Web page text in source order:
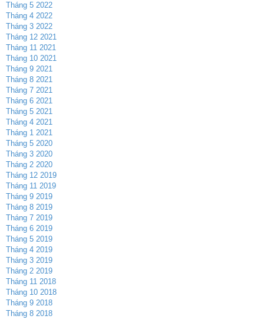
Tháng 5 2022
Tháng 4 2022
Tháng 3 2022
Tháng 12 2021
Tháng 11 2021
Tháng 10 2021
Tháng 9 2021
Tháng 8 2021
Tháng 7 2021
Tháng 6 2021
Tháng 5 2021
Tháng 4 2021
Tháng 1 2021
Tháng 5 2020
Tháng 3 2020
Tháng 2 2020
Tháng 12 2019
Tháng 11 2019
Tháng 9 2019
Tháng 8 2019
Tháng 7 2019
Tháng 6 2019
Tháng 5 2019
Tháng 4 2019
Tháng 3 2019
Tháng 2 2019
Tháng 11 2018
Tháng 10 2018
Tháng 9 2018
Tháng 8 2018